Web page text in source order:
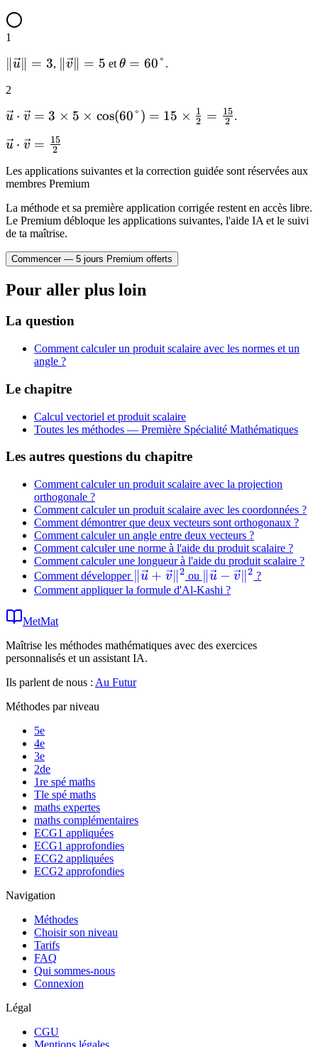
1
\|\vec{u}\|
∥u∥ = 3, \|\vec{v}\|
∥v∥ = 5 et \theta
θ = 60° .
2
\vec{u}
\vec{v}
= 3
\times 5
\cos(60°)
= 15
\frac{1}
\frac{15}
u ⋅ v = 3 × 5 × cos(60°) = 15 × 2
1 = 2
15 .
\vec{u}
\vec{v}
=
\frac{15}
{2}
u ⋅ v = 2
15
Les applications suivantes et la correction guidée sont réservées aux
membres Premium
La méthode et sa première application corrigée restent en accès libre.
Le Premium débloque les applications suivantes, l'aide IA et le suivi
de ta maîtrise.
Commencer — 5 jours Premium offerts
Pour aller plus loin
La question
Comment calculer un produit scalaire avec les normes et un
angle ?
Le chapitre
Calcul vectoriel et produit scalaire
Toutes les méthodes — Première Spécialité Mathématiques
Les autres questions du chapitre
Comment calculer un produit scalaire avec la projection
orthogonale ?
Comment calculer un produit scalaire avec les coordonnées ?
Comment démontrer que deux vecteurs sont orthogonaux ?
Comment calculer un angle entre deux vecteurs ?
Comment calculer une norme à l'aide du produit scalaire ?
Comment calculer une longueur à l'aide du produit scalaire ?
Comment développer
\|\vec{u}
+
u + v∥ 2 ou
\|\vec{u} -
\vec{v}\|^2
u − v ∥2 ?
Comment appliquer la formule d'Al-Kashi ?
MetMat
Maîtrise les méthodes mathématiques avec des exercices
personnalisés et un assistant IA.
Ils parlent de nous : Au Futur
Méthodes par niveau
5e
4e
3e
2de
1re spé maths
Tle spé maths
maths expertes
maths complémentaires
ECG1 appliquées
ECG1 approfondies
ECG2 appliquées
ECG2 approfondies
Navigation
Méthodes
Choisir son niveau
Tarifs
FAQ
Qui sommes-nous
Connexion
Légal
CGU
Mentions légales